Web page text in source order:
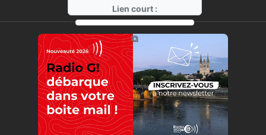
Lien court :
https://radio-g.fr?10675
⧉